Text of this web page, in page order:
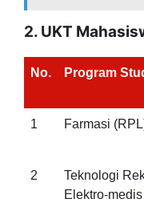
2. UKT
No. Program
1 Farmasi
2
Teknologi
Elektro-